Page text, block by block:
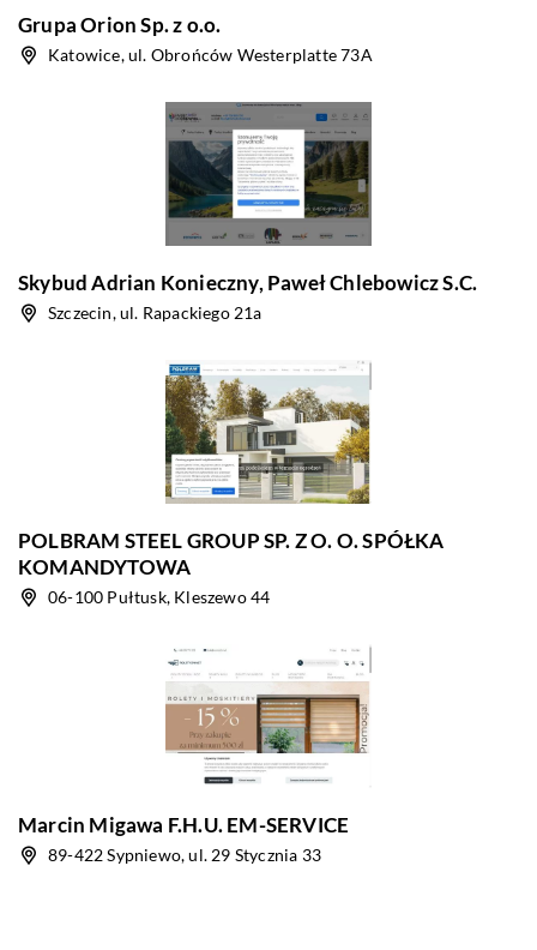
Grupa Orion Sp. z o.o.
Katowice, ul. Obrońców Westerplatte 73A
Skybud Adrian Konieczny, Paweł Chlebowicz S.C.
Szczecin, ul. Rapackiego 21a
POLBRAM STEEL GROUP SP. Z O. O. SPÓŁKA
KOMANDYTOWA
06-100 Pułtusk, Kleszewo 44
Marcin Migawa F.H.U. EM-SERVICE
89-422 Sypniewo, ul. 29 Stycznia 33